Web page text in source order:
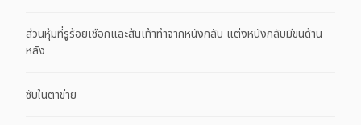
ส่วนหุ้มที่รูร้อยเชือกและส้นเท้าทำจากหนังกลับ แต่งหนังกลับมีขนด้าน
หลัง
ซับในตาข่าย